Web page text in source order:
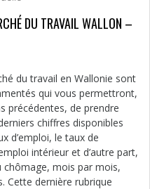
DU TRAVAIL WALLON –
du travail en Wallonie sont
qui vous permettront,
précédentes, de prendre
chiffres disponibles
d’emploi, le taux de
intérieur et d’autre part,
chômage, mois par mois,
Cette dernière rubrique